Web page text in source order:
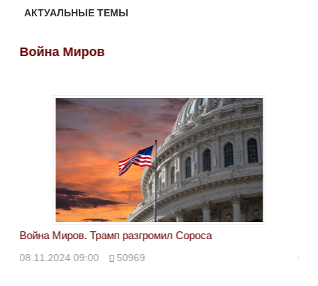
АКТУАЛЬНЫЕ ТЕМЫ
Война Миров
Война Миров. Трамп разгромил Сороса
08.11.2024 09:00 50969